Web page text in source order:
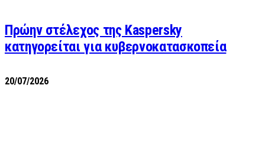
Πρώην στέλεχος της Kaspersky
κατηγορείται για κυβερνοκατασκοπεία
20/07/2026